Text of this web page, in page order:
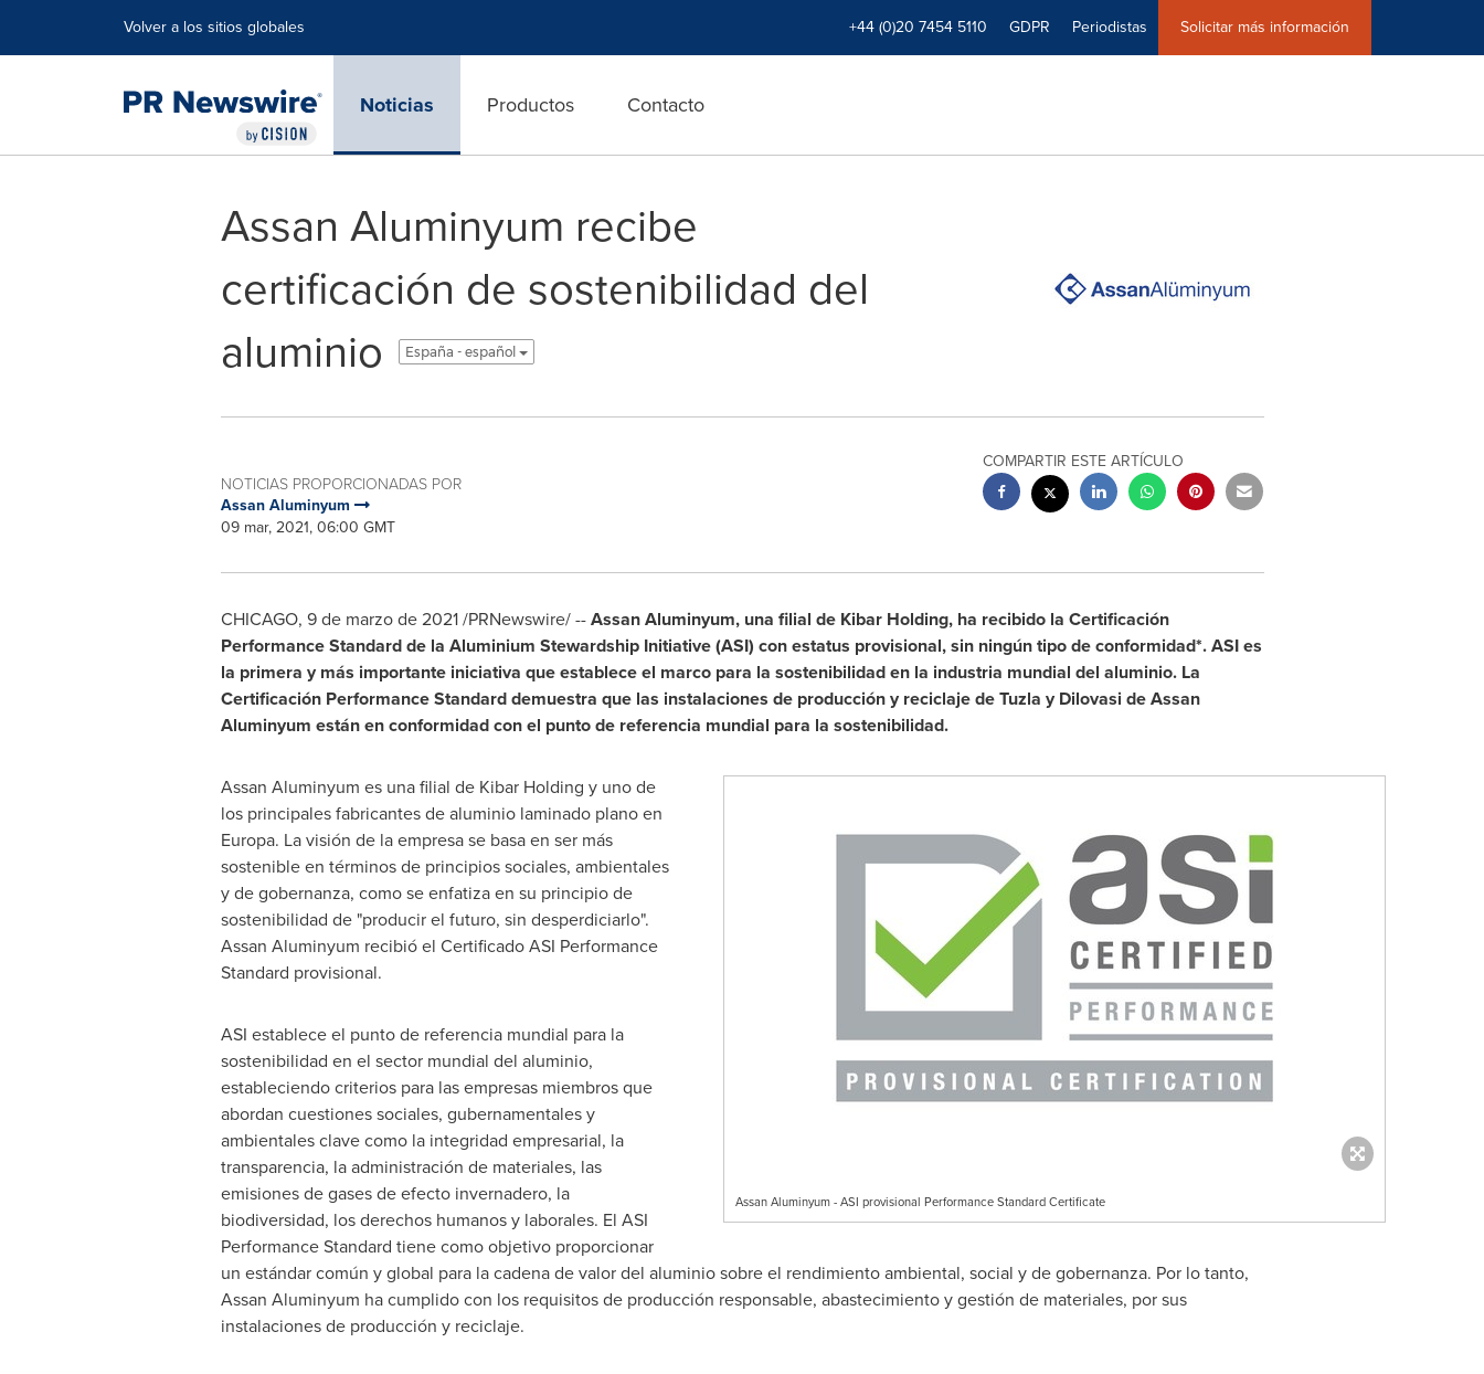
Volver a los sitios globales +44 (0)20 7454 5110 GDPR Periodistas Solicitar más información
Noticias Productos Contacto
Assan Aluminyum recibe
certificación de sostenibilidad del
aluminio
España - español
NOTICIAS PROPORCIONADAS POR
Assan Aluminyum
09 mar, 2021, 06:00 GMT
COMPARTIR ESTE ARTÍCULO
CHICAGO, 9 de marzo de 2021 /PRNewswire/ --Assan Aluminyum, una filial de Kibar Holding, ha recibido la Certificación
Performance Standardde la Aluminium Stewardship Initiative (ASI) con estatus provisional, sin ningún tipo de conformidad*. ASI es
la primera y más importante iniciativa que establece el marco para la sostenibilidad en la industria mundial del aluminio. La
Certificación Performance Standarddemuestra que las instalaciones de producción y reciclaje de Tuzla y Dilovasi de Assan
Aluminyum están en conformidad con el punto de referencia mundial para la sostenibilidad.
Assan Aluminyum - ASI provisional Performance Standard Certificate
Assan Aluminyum es una filial de Kibar Holding y uno de
los principales fabricantes de aluminio laminado plano en
Europa. La visión de la empresa se basa en ser más
sostenible en términos de principios sociales, ambientales
y de gobernanza, como se enfatiza en su principio de
sostenibilidad de "producir el futuro, sin desperdiciarlo".
Assan Aluminyum recibió el Certificado ASI Performance
Standard provisional.
ASI establece el punto de referencia mundial para la
sostenibilidad en el sector mundial del aluminio,
estableciendo criterios para las empresas miembros que
abordan cuestiones sociales, gubernamentales y
ambientales clave como la integridad empresarial, la
transparencia, la administración de materiales, las
emisiones de gases de efecto invernadero, la
biodiversidad, los derechos humanos y laborales. El ASI
Performance Standard tiene como objetivo proporcionar
un estándar común y global para la cadena de valor del aluminio sobre el rendimiento ambiental, social y de gobernanza. Por lo tanto,
Assan Aluminyum ha cumplido con los requisitos de producción responsable, abastecimiento y gestión de materiales, por sus
instalaciones de producción y reciclaje.